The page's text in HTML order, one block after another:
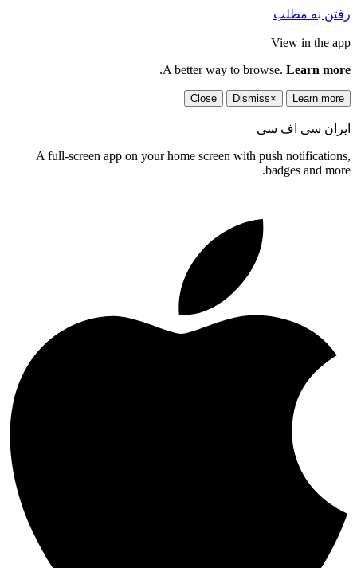
رفتن به مطلب
View in the app
A better way to browse. Learn more
.
Learn more
×
Dismiss
Close
ایران سی اف سی
A full-screen app on your home screen with push notifications,
badges and more.